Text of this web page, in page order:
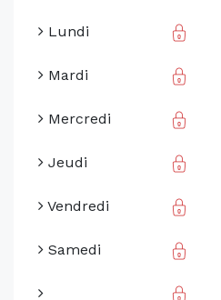
Lundi
Mardi
Mercredi
Jeudi
Vendredi
Samedi